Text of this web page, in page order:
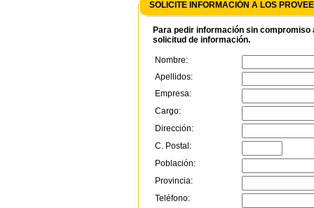
SOLICITE INFORMACIÓN A LOS
Para pedir información sin
solicitud de información.
Nombre:
Apellidos:
Empresa:
Cargo:
Dirección:
C. Postal:
Población:
Provincia:
Teléfono: